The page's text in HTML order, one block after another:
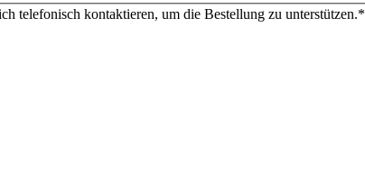
telefonisch kontaktieren, um die Bestellung zu unterstützen.*